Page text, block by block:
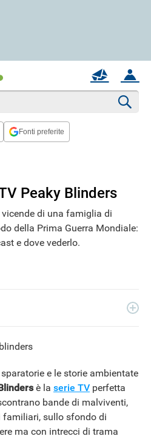
ACCOUNT
MAIL
Fonti preferite
Peaky Blinders
di una famiglia di
della Prima Guerra Mondiale:
e dove vederlo.
di principianti e di esperti, di
e Apple, app e social, audio e
domotica e gadget.
e le storie ambientate
è la serie TV perfetta
bande di malviventi,
sullo sfondo di
ma con intrecci di trama